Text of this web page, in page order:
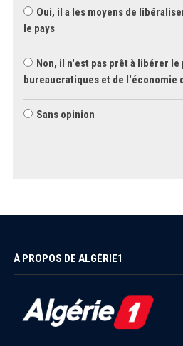
Oui, il a les moyens de
le pays
Non, il n'est pas prêt à libérer le
bureaucratiques et de l'économie
Sans opinion
À PROPOS DE ALGÉRIE1